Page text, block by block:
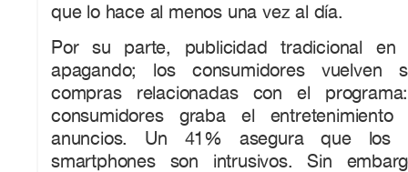
que lo hace al menos una vez al día.
Por su parte, publicidad tradicional en
apagando; los consumidores vuelven
compras relacionadas con el
consumidores graba el
anuncios. Un 41% asegura que los
smartphones son intrusivos. Sin